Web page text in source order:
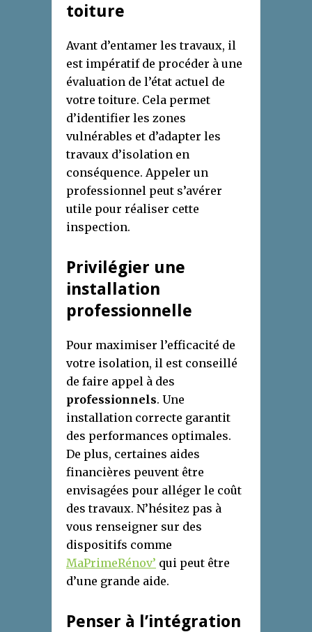
toiture
Avant d’entamer les travaux, il
est impératif de procéder à une
évaluation de l’état actuel de
votre toiture. Cela permet
d’identifier les zones
vulnérables et d’adapter les
travaux d’isolation en
conséquence. Appeler un
professionnel peut s’avérer
utile pour réaliser cette
inspection.
Privilégier une
installation
professionnelle
Pour maximiser l’efficacité de
votre isolation, il est conseillé
de faire appel à des
professionnels. Une
installation correcte garantit
des performances optimales.
De plus, certaines aides
financières peuvent être
envisagées pour alléger le coût
des travaux. N’hésitez pas à
vous renseigner sur des
dispositifs comme
MaPrimeRénov’ qui peut être
d’une grande aide.
Penser à l’intégration